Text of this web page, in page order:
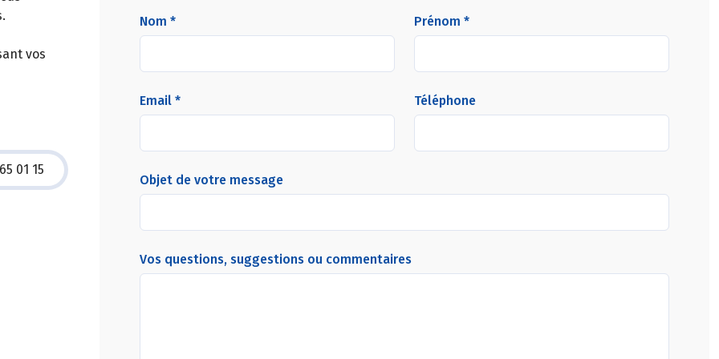
vos
01 15
Nom * Prénom *
Email * Téléphone
Objet de votre message
Vos questions, suggestions ou commentaires